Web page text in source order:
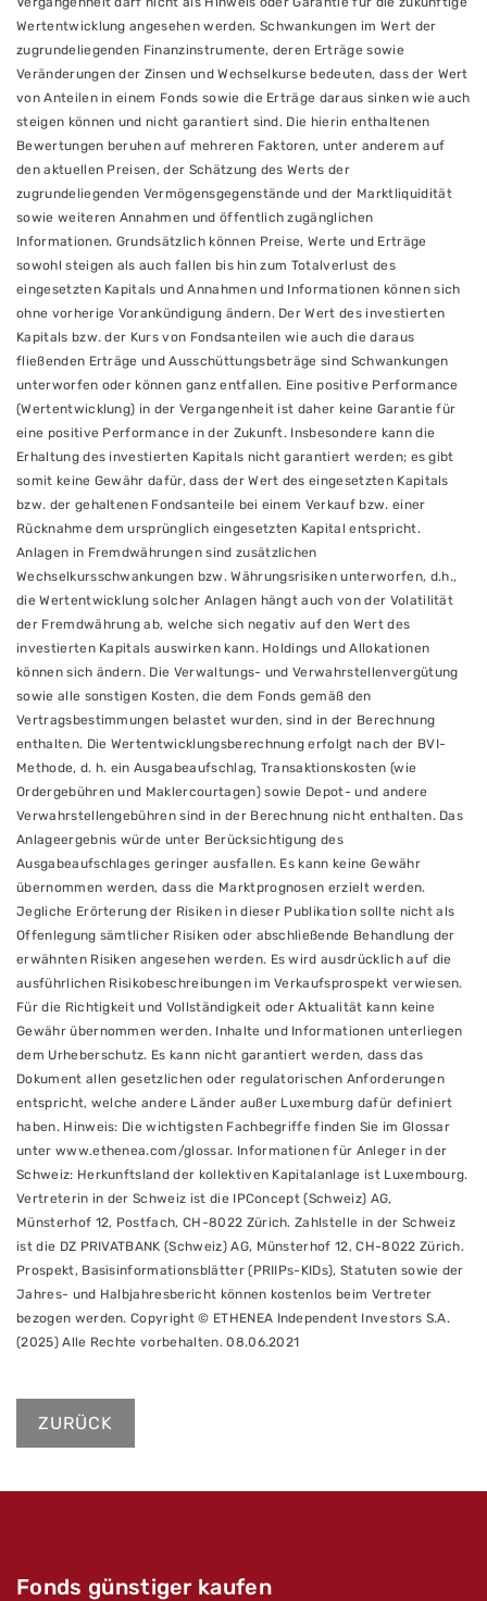
Wertentwicklung angesehen werden. Schwankungen im Wert der
zugrundeliegenden Finanzinstrumente, deren Erträge sowie
Veränderungen der Zinsen und Wechselkurse bedeuten, dass der Wert
von Anteilen in einem Fonds sowie die Erträge daraus sinken wie auch
steigen können und nicht garantiert sind. Die hierin enthaltenen
Bewertungen beruhen auf mehreren Faktoren, unter anderem auf
den aktuellen Preisen, der Schätzung des Werts der
zugrundeliegenden Vermögensgegenstände und der Marktliquidität
sowie weiteren Annahmen und öffentlich zugänglichen
Informationen. Grundsätzlich können Preise, Werte und Erträge
sowohl steigen als auch fallen bis hin zum Totalverlust des
eingesetzten Kapitals und Annahmen und Informationen können sich
ohne vorherige Vorankündigung ändern. Der Wert des investierten
Kapitals bzw. der Kurs von Fondsanteilen wie auch die daraus
fließenden Erträge und Ausschüttungsbeträge sind Schwankungen
unterworfen oder können ganz entfallen. Eine positive Performance
(Wertentwicklung) in der Vergangenheit ist daher keine Garantie für
eine positive Performance in der Zukunft. Insbesondere kann die
Erhaltung des investierten Kapitals nicht garantiert werden; es gibt
somit keine Gewähr dafür, dass der Wert des eingesetzten Kapitals
bzw. der gehaltenen Fondsanteile bei einem Verkauf bzw. einer
Rücknahme dem ursprünglich eingesetzten Kapital entspricht.
Anlagen in Fremdwährungen sind zusätzlichen
Wechselkursschwankungen bzw. Währungsrisiken unterworfen, d.h.,
die Wertentwicklung solcher Anlagen hängt auch von der Volatilität
der Fremdwährung ab, welche sich negativ auf den Wert des
investierten Kapitals auswirken kann. Holdings und Allokationen
können sich ändern. Die Verwaltungs- und Verwahrstellenvergütung
sowie alle sonstigen Kosten, die dem Fonds gemäß den
Vertragsbestimmungen belastet wurden, sind in der Berechnung
enthalten. Die Wertentwicklungsberechnung erfolgt nach der BVI-
Methode, d. h. ein Ausgabeaufschlag, Transaktionskosten (wie
Ordergebühren und Maklercourtagen) sowie Depot- und andere
Verwahrstellengebühren sind in der Berechnung nicht enthalten. Das
Anlageergebnis würde unter Berücksichtigung des
Ausgabeaufschlages geringer ausfallen. Es kann keine Gewähr
übernommen werden, dass die Marktprognosen erzielt werden.
Jegliche Erörterung der Risiken in dieser Publikation sollte nicht als
Offenlegung sämtlicher Risiken oder abschließende Behandlung der
erwähnten Risiken angesehen werden. Es wird ausdrücklich auf die
ausführlichen Risikobeschreibungen im Verkaufsprospekt verwiesen.
Für die Richtigkeit und Vollständigkeit oder Aktualität kann keine
Gewähr übernommen werden. Inhalte und Informationen unterliegen
dem Urheberschutz. Es kann nicht garantiert werden, dass das
Dokument allen gesetzlichen oder regulatorischen Anforderungen
entspricht, welche andere Länder außer Luxemburg dafür definiert
haben. Hinweis: Die wichtigsten Fachbegriffe finden Sie im Glossar
unter www.ethenea.com/glossar. Informationen für Anleger in der
Schweiz: Herkunftsland der kollektiven Kapitalanlage ist Luxembourg.
Vertreterin in der Schweiz ist die IPConcept (Schweiz) AG,
Münsterhof 12, Postfach, CH-8022 Zürich. Zahlstelle in der Schweiz
ist die DZ PRIVATBANK (Schweiz) AG, Münsterhof 12, CH-8022 Zürich.
Prospekt, Basisinformationsblätter (PRIIPs-KIDs), Statuten sowie der
Jahres- und Halbjahresbericht können kostenlos beim Vertreter
bezogen werden. Copyright © ETHENEA Independent Investors S.A.
(2025) Alle Rechte vorbehalten. 08.06.2021
ZURÜCK
Fonds günstiger kaufen